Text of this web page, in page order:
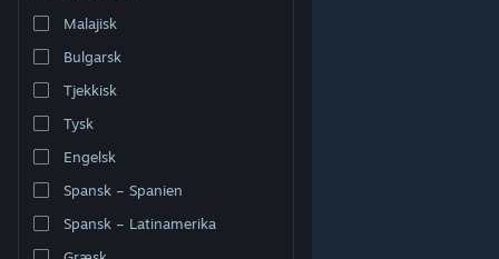
Malajisk
Bulgarsk
Tjekkisk
Tysk
Engelsk
Spansk – Spanien
Spansk – Latinamerika